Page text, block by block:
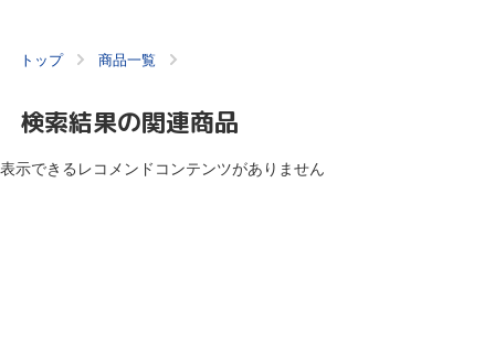
トップ 商品一覧
検索結果の関連商品
表示できるレコメンドコンテンツがありません